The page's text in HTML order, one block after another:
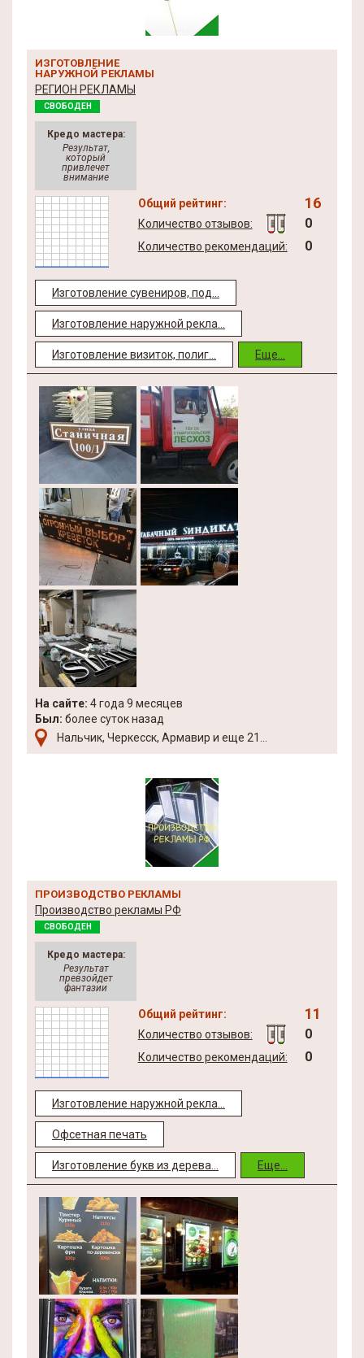
ИЗГОТОВЛЕНИЕ
НАРУЖНОЙ РЕКЛАМЫ
РЕГИОН РЕКЛАМЫ
СВОБОДЕН
Кредо мастера:
Результат,
который
привлечет
внимание
Общий рейтинг: 16
Количество отзывов: 0
Количество рекомендаций: 0
Изготовление сувениров, под...
Изготовление наружной рекла...
Изготовление визиток, полиг... Еще...
На сайте: 4 года 9 месяцев
Был: более суток назад
Нальчик, Черкесск, Армавир и еще 21...
ПРОИЗВОДСТВО РЕКЛАМЫ
Производство рекламы РФ
СВОБОДЕН
Кредо мастера:
Результат
превзойдет
фантазии
Общий рейтинг: 11
Количество отзывов: 0
Количество рекомендаций: 0
Изготовление наружной рекла...
Офсетная печать
Изготовление букв из дерева... Еще...